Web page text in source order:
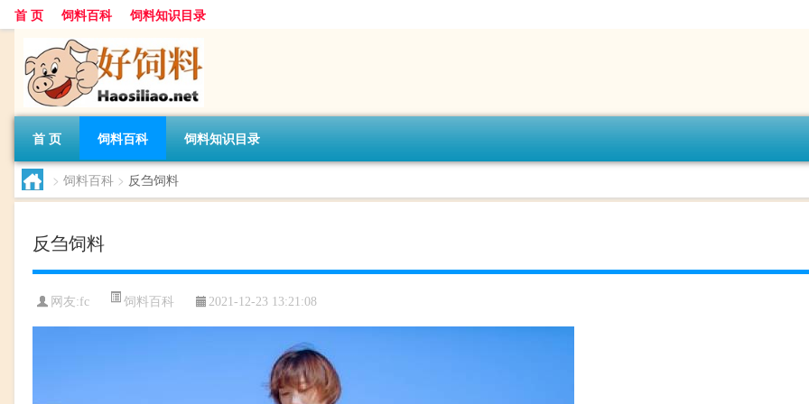
首 页 饲料百科 饲料知识目录
首 页 饲料百科 饲料知识目录
> 饲料百科 > 反刍饲料
反刍饲料
网友:fc 饲料百科 2021-12-23 13:21:08